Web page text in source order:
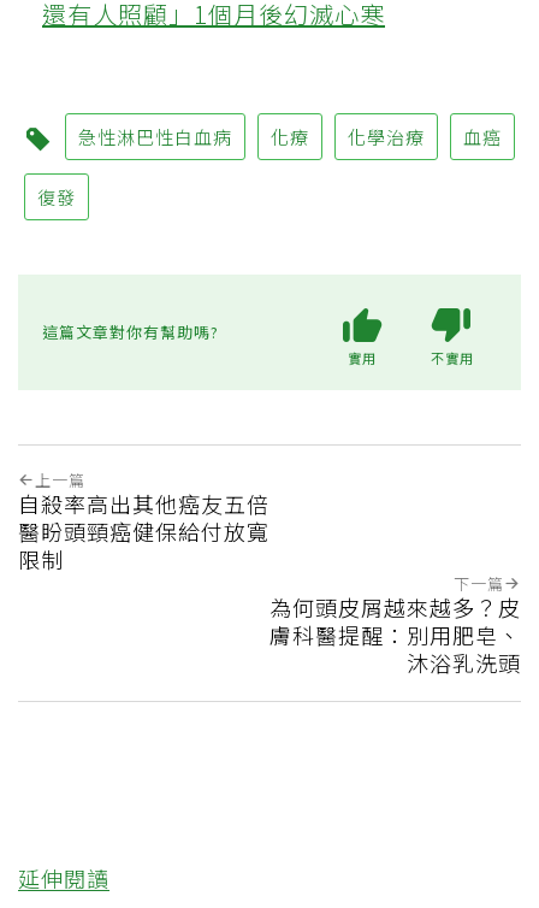
還有人照顧」1個月後幻滅心寒
急性淋巴性白血病 化療 化學治療 血癌
復發
這篇文章對你有幫助嗎?
實用 不實用
上一篇
自殺率高出其他癌友五倍
醫盼頭頸癌健保給付放寬
限制
下一篇
為何頭皮屑越來越多？皮
膚科醫提醒：別用肥皂、
沐浴乳洗頭
延伸閱讀